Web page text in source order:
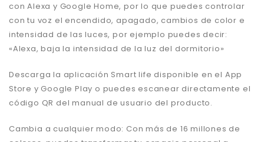
con Alexa y Google Home, por lo que puedes controlar
con tu voz el encendido, apagado, cambios de color e
intensidad de las luces, por ejemplo puedes decir:
«Alexa, baja la intensidad de la luz del dormitorio»
Descarga la aplicación Smart life disponible en el App
Store y Google Play o puedes escanear directamente el
código QR del manual de usuario del producto.
Cambia a cualquier modo: Con más de 16 millones de